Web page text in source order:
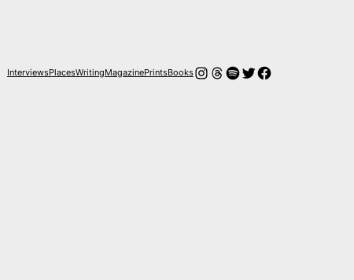
InterviewsPlacesWritingMagazinePrintsBooksInstagram
Hilos
Spotify
Twitter
Facebook